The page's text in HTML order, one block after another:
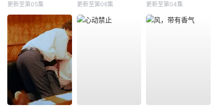
更新至第05集 更新至第06集 更新至第04集